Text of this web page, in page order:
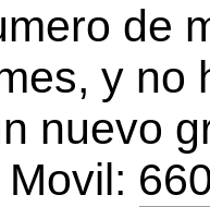
de
y no
nuevo